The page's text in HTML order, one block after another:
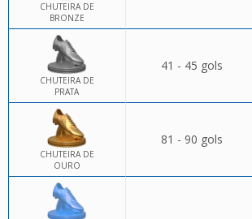
CHUTEIRA DE
BRONZE
CHUTEIRA DE
PRATA
41 - 45 gols
CHUTEIRA DE
OURO
81 - 90 gols